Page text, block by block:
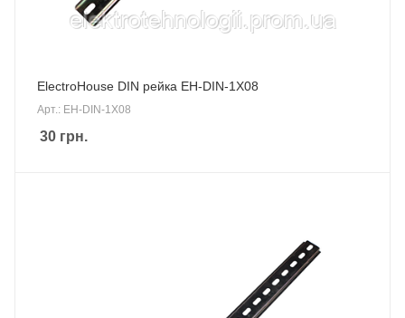
ElectroHouse DIN рейка EH-DIN-1X08
Арт.: EH-DIN-1X08
30 грн.